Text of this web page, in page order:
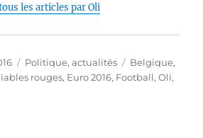
les articles par Oli
Catégories
Politique, actualités Étiquettes
Belgique,
rouges, Euro 2016, Football,Oli,